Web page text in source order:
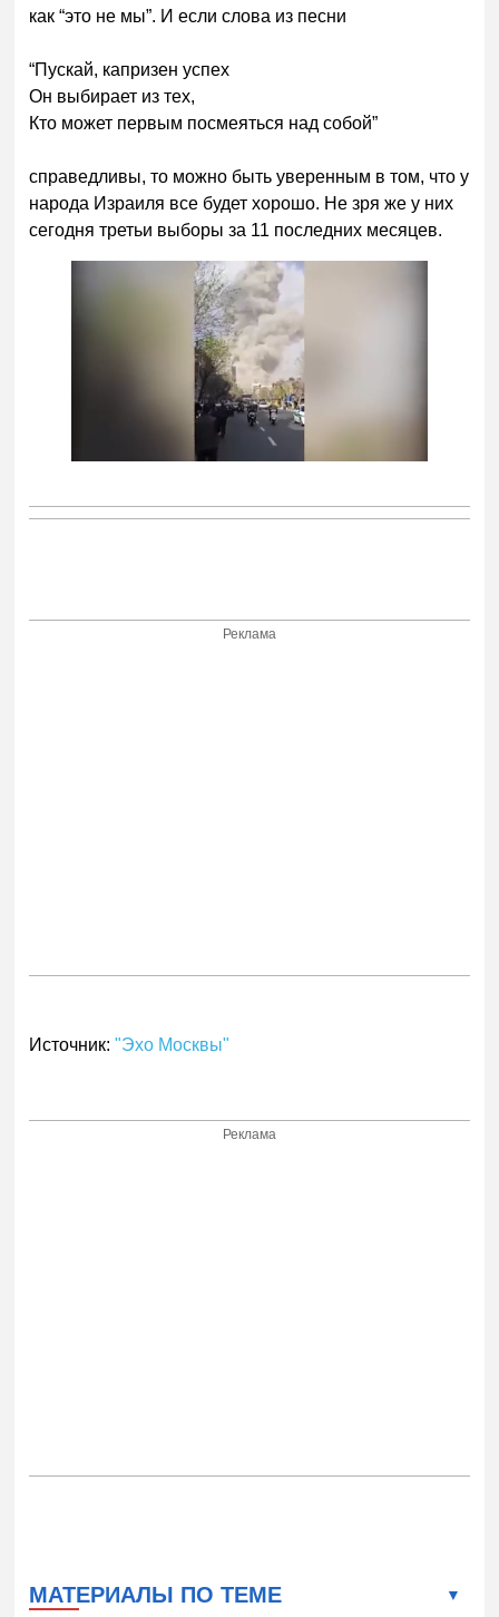
как “это не мы”. И если слова из песни
“Пускай, капризен успех
Он выбирает из тех,
Кто может первым посмеяться над собой”
справедливы, то можно быть уверенным в том, что у
народа Израиля все будет хорошо. Не зря же у них
сегодня третьи выборы за 11 последних месяцев.
Реклама
Источник:"Эхо Москвы"
Реклама
МАТЕРИАЛЫ ПО ТЕМЕ